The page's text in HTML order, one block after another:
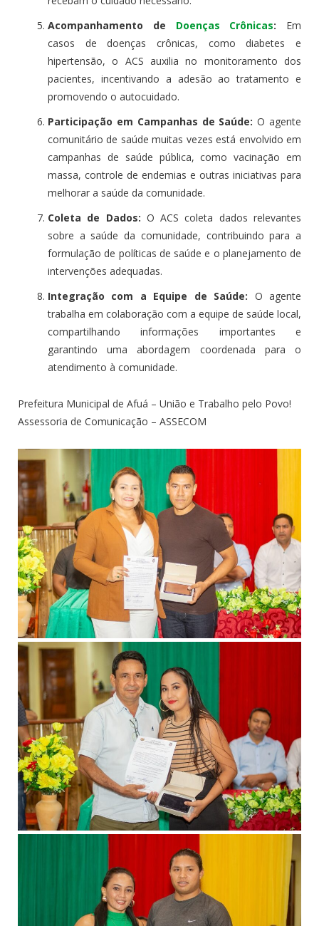
Acompanhamento de Doenças Crônicas: Em
casos de doenças crônicas, como diabetes e
hipertensão, o ACS auxilia no monitoramento dos
pacientes, incentivando a adesão ao tratamento e
promovendo o autocuidado.
Participação em Campanhas de Saúde: O agente
comunitário de saúde muitas vezes está envolvido em
campanhas de saúde pública, como vacinação em
massa, controle de endemias e outras iniciativas para
melhorar a saúde da comunidade.
Coleta de Dados: O ACS coleta dados relevantes
sobre a saúde da comunidade, contribuindo para a
formulação de políticas de saúde e o planejamento de
intervenções adequadas.
Integração com a Equipe de Saúde: O agente
trabalha em colaboração com a equipe de saúde local,
compartilhando informações importantes e
garantindo uma abordagem coordenada para o
atendimento à comunidade.
Prefeitura Municipal de Afuá – União e Trabalho pelo Povo!
Assessoria de Comunicação – ASSECOM